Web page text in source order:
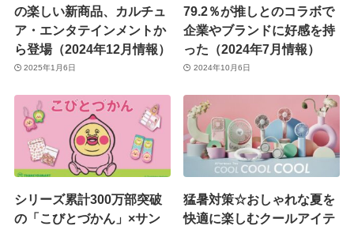
の楽しい新商品、カルチュ
ア・エンタテインメントか
ら登場（2024年12月情報）
2025年1月6日
79.2％が推しとのコラボで
企業やブランドに好感を持
った（2024年7月情報）
2024年10月6日
シリーズ累計300万部突破
の「こびとづかん」×サン
猛暑対策☆おしゃれな夏を
快適に楽しむクールアイテ